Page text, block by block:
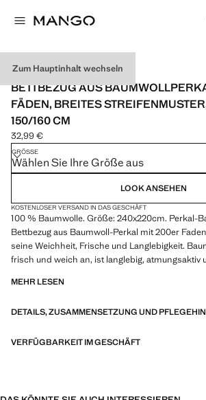
Zum Hauptinhalt wechseln
BAUMWOLL-PERKAL
BETTBEZUG AUS
FÄDEN, BREITES STREIFENMUSTER,
50/160 CM
Aktueller Preis [32,99 € ]
32,99 €
Wählen Sie eine Farbe
GRÖSSE
Wählen Sie Ihre Größe aus
LOOK ANSEHEN
KOSTENLOSER VERSAND IN DAS GESCHÄFT
100 % Baumwolle. Größe: 240x220cm. Perkal-
Bettbezug aus Baumwoll-Perkal mit 200er
seine Weichheit, Frische und Langlebigkeit.
frisch und weich an, ist langlebig, atmungsaktiv
Produkten aus der Kollektion kombinieren.
MEHR LESEN
DETAILS, ZUSAMMENSETZUNG UND
VERFÜGBARKEIT IM GESCHÄFT